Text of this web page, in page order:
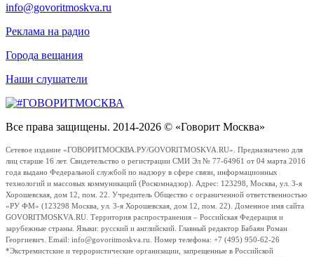
info@govoritmoskva.ru
Реклама на радио
Города вещания
Наши слушатели
Все права защищены. 2014-2026 © «Говорит Москва»
Сетевое издание «ГОВОРИТМОСКВА.РУ/GOVORITMOSKVA.RU». Предназначено для
лиц старше 16 лет. Свидетельство о регистрации СМИ Эл № 77-64961 от 04 марта 2016
года выдано Федеральной службой по надзору в сфере связи, информационных
технологий и массовых коммуникаций (Роскомнадзор). Адрес: 123298, Москва, ул. 3-я
Хорошевская, дом 12, пом. 22. Учредитель Общество с ограниченной ответственностью
«РУ ФМ» (123298 Москва, ул. 3-я Хорошевская, дом 12, пом. 22). Доменное имя сайта
GOVORITMOSKVA.RU. Территория распространения – Российская Федерация и
зарубежные страны. Языки: русский и английский. Главный редактор Бабаян Роман
Георгиевич. Email: info@govoritmoskva.ru. Номер телефона: +7 (495) 950-62-26
*Экстремистские и террористические организации, запрещенные в Российской